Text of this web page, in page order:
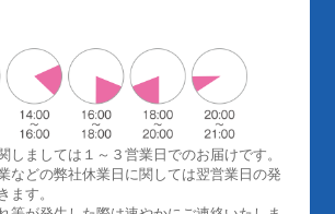
しましては１～３営業日でのお届けです。
などの弊社休業日に関しては翌営業日の発
す。